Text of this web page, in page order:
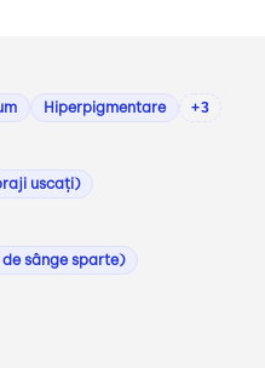
Hiperpigmentare +3
uscați)
de sânge sparte)